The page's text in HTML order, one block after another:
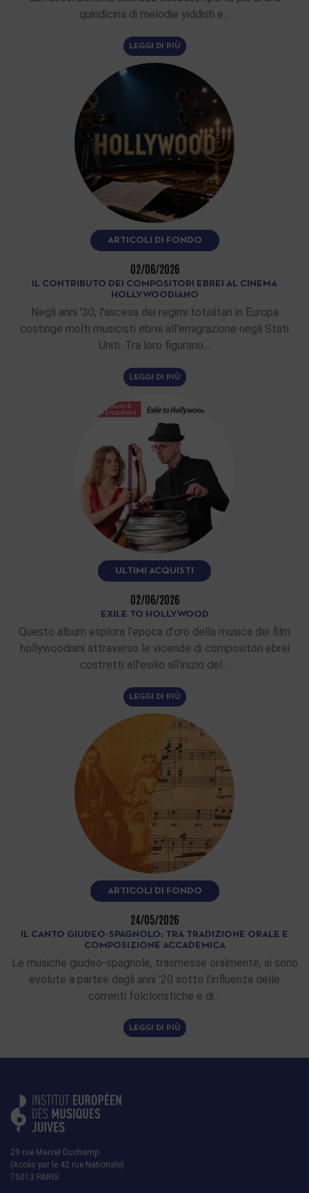
quindicina di melodie yiddish e…
LEGGI DI PIÙ
ARTICOLI DI FONDO
02/06/2026
IL CONTRIBUTO DEI COMPOSITORI EBREI AL CINEMA
HOLLYWOODIANO
Negli anni '30, l'ascesa dei regimi totalitari in Europa
costinge molti musicisti ebrei all'emigrazione negli Stati
Uniti. Tra loro figurano…
LEGGI DI PIÙ
ULTIMI ACQUISTI
02/06/2026
EXILE TO HOLLYWOOD
Questo album esplora l'epoca d'oro della musica dei film
hollywoodiani attraverso le vicende di compositori ebrei
costretti all'esilio all'inizio del…
LEGGI DI PIÙ
ARTICOLI DI FONDO
24/05/2026
IL CANTO GIUDEO-SPAGNOLO: TRA TRADIZIONE ORALE E
COMPOSIZIONE ACCADEMICA
Le musiche giudeo-spagnole, trasmesse oralmente, si sono
evolute a partire dagli anni '20 sotto l'influenza delle
correnti folcloristiche e di…
LEGGI DI PIÙ
29 rue Marcel Duchamp
(Accès par le 42 rue Nationale)
75013 PARIS